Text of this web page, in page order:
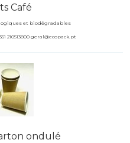
Café
et biodégradables
210513800 geral@ecopack.pt
ondulé